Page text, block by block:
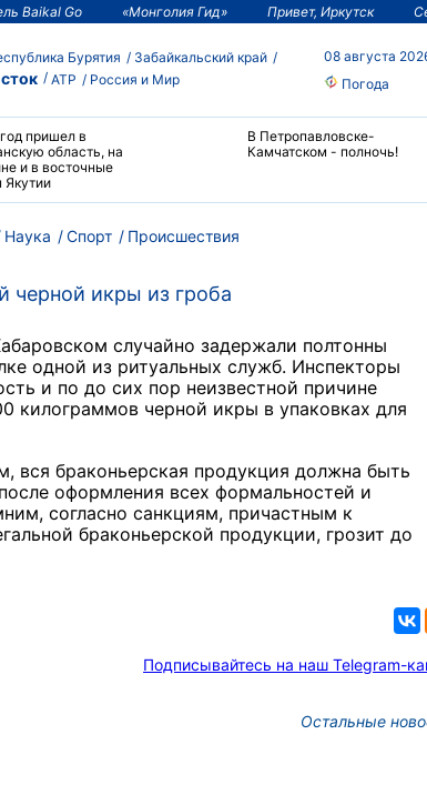
Baikal Go «Монголия Гид» Привет, Иркутск
Бурятия
Забайкальский край
АТР Россия и Мир
08 августа
Погода
пришел в
область, на
и в восточные
Якутии
В Петропавловске-
Камчатском - полночь!
Наука Спорт Происшествия
черной икры из гроба
случайно задержали полтонны
одной из ритуальных служб. Инспекторы
и по до сих пор неизвестной причине
килограммов черной икры в упаковках для
вся браконьерская продукция должна быть
оформления всех формальностей и
согласно санкциям, причастным к
браконьерской продукции, грозит до
Подписывайтесь на наш Telegram-
Остальные